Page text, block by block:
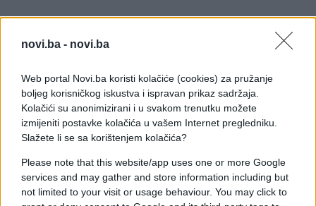
novi.ba - novi.ba
Web portal Novi.ba koristi kolačiće (cookies) za pružanje
boljeg korisničkog iskustva i ispravan prikaz sadržaja.
Kolačići su anonimizirani i u svakom trenutku možete
izmijeniti postavke kolačića u vašem Internet pregledniku.
Slažete li se sa korištenjem kolačića?
Please note that this website/app uses one or more Google
services and may gather and store information including but
not limited to your visit or usage behaviour. You may click to
#apartman #Hrvatska
POVEZANO
Region